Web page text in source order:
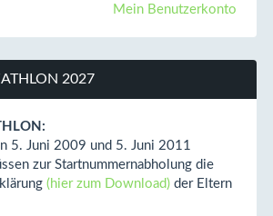
Mein Benutzerkonto
2027
5. Juni 2009 und 5. Juni 2011
zur Startnummernabholung die
(hier zum Download) der Eltern